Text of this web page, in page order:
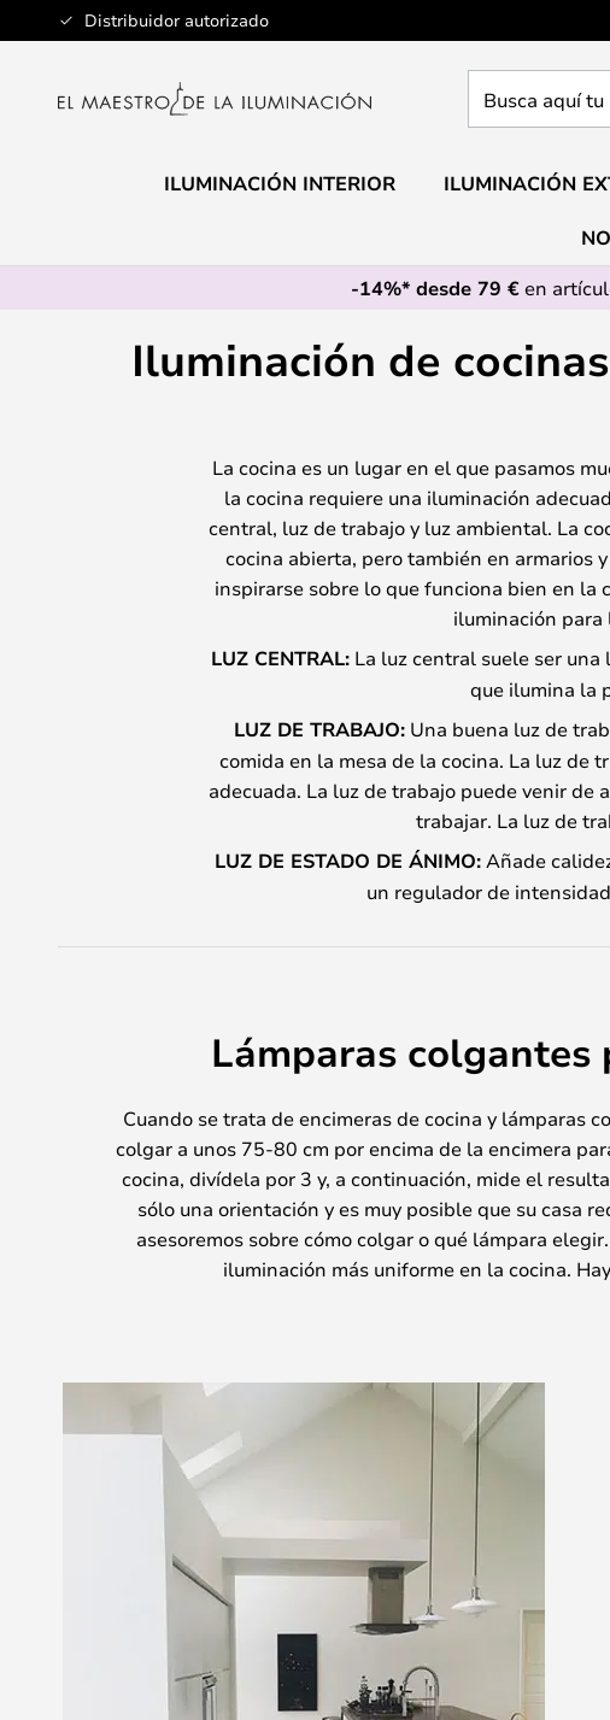
Distribuidor autorizado
Ir
al
aquí
lámpara
ILUMINACIÓN INTERIOR ILUMINACIÓN
-14%* desde 79 €en
Iluminación de
La cocina es un lugar en el que pasamos
la cocina requiere una iluminación
central, luz de trabajo y luz ambiental. La
cocina abierta, pero también en armarios
inspirarse sobre lo que funciona bien en la
iluminación para
LUZ CENTRAL: La luz central suele ser
que ilumina la
LUZ DE TRABAJO: Una buena luz de
comida en la mesa de la cocina. La luz
adecuada. La luz de trabajo puede venir de
trabajar. La luz de
LUZ DE ESTADO DE ÁNIMO: Añade
un regulador de
Lámparas colgantes
Cuando se trata de encimeras de cocina y lámparas
colgar a unos 75-80 cm por encima de la encimera
cocina, divídela por 3 y, a continuación, mide el
sólo una orientación y es muy posible que su casa
asesoremos sobre cómo colgar o qué lámpara
iluminación más uniforme en la cocina.